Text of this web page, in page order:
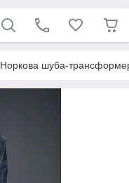
Норкова шуба-